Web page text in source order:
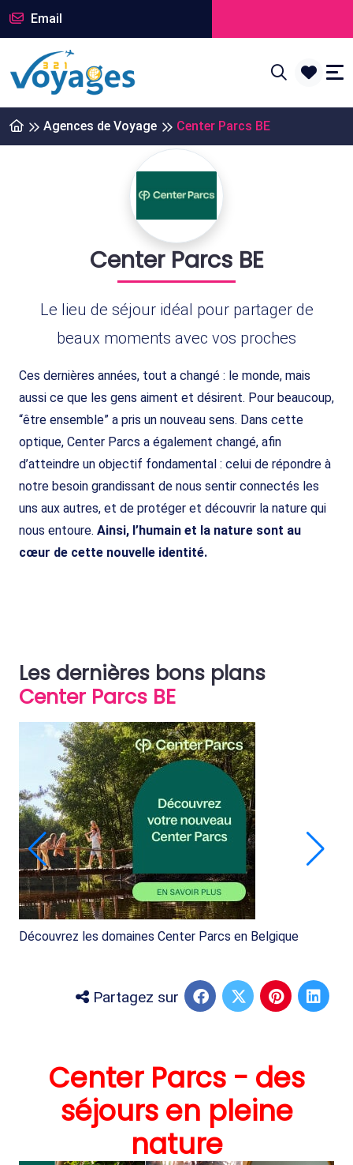
Email
Agences de Voyage Center Parcs BE
Center Parcs BE
Le lieu de séjour idéal pour partager de
beaux moments avec vos proches
Ces dernières années, tout a changé : le monde, mais
aussi ce que les gens aiment et désirent. Pour beaucoup,
“être ensemble” a pris un nouveau sens. Dans cette
optique, Center Parcs a également changé, afin
d’atteindre un objectif fondamental : celui de répondre à
notre besoin grandissant de nous sentir connectés les
uns aux autres, et de protéger et découvrir la nature qui
nous entoure. Ainsi, l’humain et la nature sont au
cœur de cette nouvelle identité.
Les dernières bons plans
Center Parcs BE
Découvrez les domaines Center Parcs en Belgique
Partagez sur
Center Parcs - des
séjours en pleine
nature